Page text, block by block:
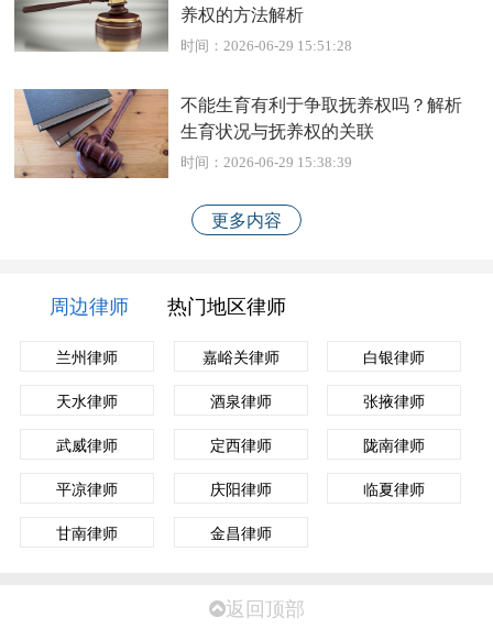
养权的方法解析
时间：2026-06-29 15:51:28
不能生育有利于争取抚养权吗？解析
生育状况与抚养权的关联
时间：2026-06-29 15:38:39
更多内容
周边律师 热门地区律师
兰州律师 嘉峪关律师 白银律师
天水律师 酒泉律师 张掖律师
武威律师 定西律师 陇南律师
平凉律师 庆阳律师 临夏律师
甘南律师 金昌律师
返回顶部